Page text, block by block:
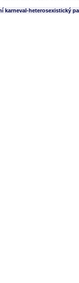
karneval-heterosexistický